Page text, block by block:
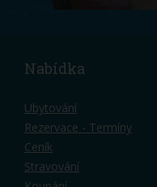
Nabídka
Ubytování
Rezervace - Termíny
Ceník
Stravování